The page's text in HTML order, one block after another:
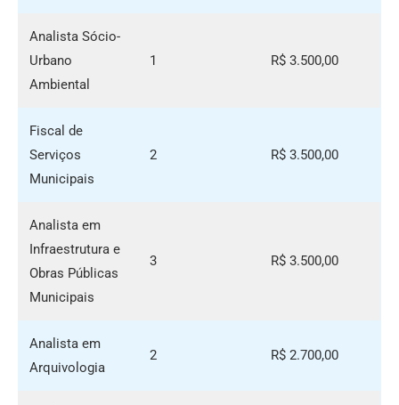
Analista Sócio-
Urbano
Ambiental
1 R$ 3.500,00
Fiscal de
Serviços
Municipais
2 R$ 3.500,00
Analista em
Infraestrutura e
Obras Públicas
Municipais
3 R$ 3.500,00
Analista em
Arquivologia
2 R$ 2.700,00